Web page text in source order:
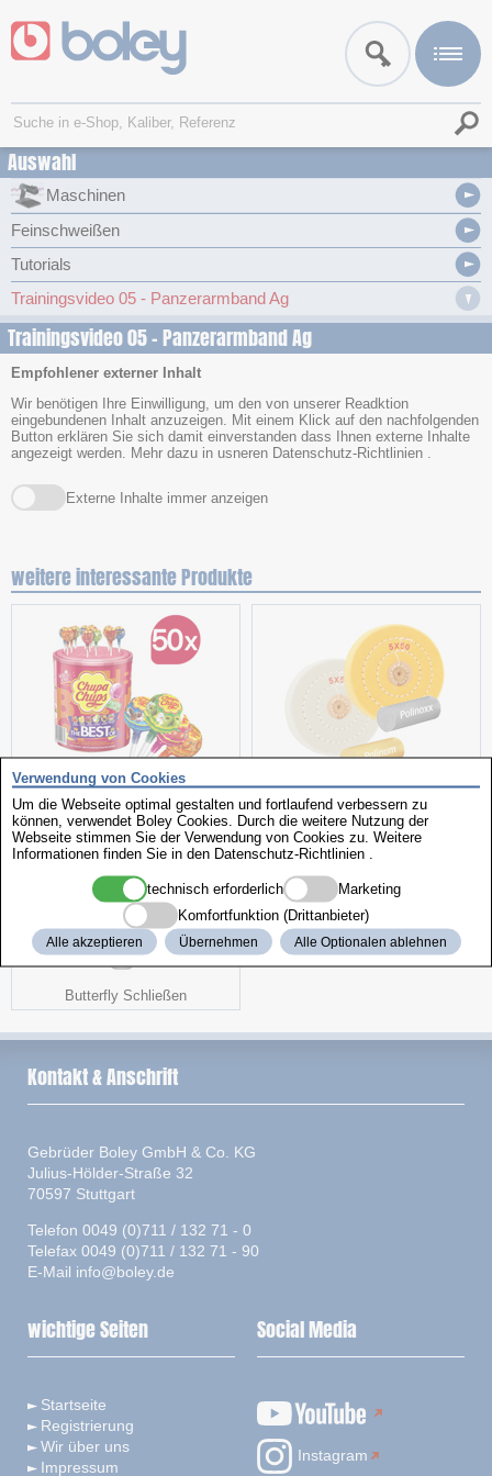
Auswahl
Maschinen
Feinschweißen
Tutorials
Trainingsvideo 05 - Panzerarmband Ag
Trainingsvideo 05 - Panzerarmband Ag
Empfohlener externer Inhalt
Wir benötigen Ihre Einwilligung, um den von unserer Readktion
eingebundenen Inhalt anzuzeigen. Mit einem Klick auf den nachfolgenden
Button erklären Sie sich damit einverstanden dass Ihnen externe Inhalte
angezeigt werden. Mehr dazu in usneren Datenschutz-Richtlinien .
Externe Inhalte immer anzeigen
weitere interessante Produkte
Aktionspaket Polierscheiben
Butterfly Schließen
Verwendung von Cookies
Um die Webseite optimal gestalten und fortlaufend verbessern zu
können, verwendet Boley Cookies. Durch die weitere Nutzung der
Webseite stimmen Sie der Verwendung von Cookies zu. Weitere
Informationen finden Sie in den Datenschutz-Richtlinien
technisch erforderlich
Marketing
Komfortfunktion (Drittanbieter)
Alle akzeptieren Übernehmen Alle Optionalen ablehnen
Kontakt & Anschrift
Gebrüder Boley GmbH & Co. KG
Julius-Hölder-Straße 32
70597 Stuttgart
Telefon 0049 (0)711 / 132 71 - 0
Telefax 0049 (0)711 / 132 71 - 90
E-Mail info@boley.de
wichtige Seiten
Startseite
Registrierung
Wir über uns
Impressum
Social Media
Instagram